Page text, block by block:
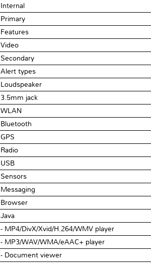
Internal
Primary
Features
Video
Secondary
Alert types
Loudspeaker
3.5mm jack
WLAN
Bluetooth
GPS
Radio
USB
Sensors
Messaging
Browser
Java
- MP4/DivX/Xvid/H.264/WMV player
- MP3/WAV/WMA/eAAC+ player
- Document viewer